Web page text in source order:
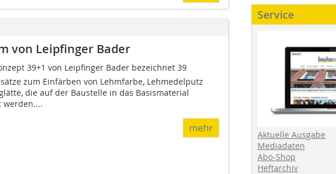
von Leipfinger Bader
39+1 von Leipfinger Bader bezeichnet 39
zum Einfärben von Lehmfarbe, Lehmedelputz
die auf der Baustelle in das Basismaterial
mehr
Service
Aktuelle Ausgabe
Mediadaten
Abo-Shop
Heftarchiv